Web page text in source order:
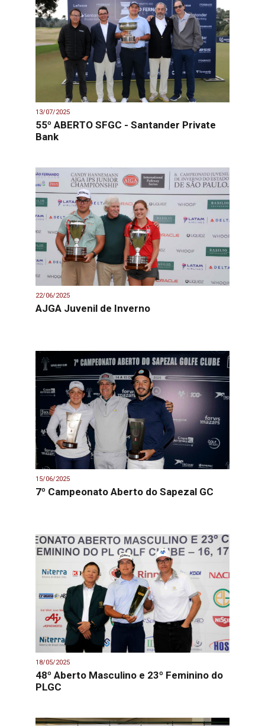
13/07/2025
55º ABERTO SFGC - Santander Private
Bank
22/06/2025
AJGA Juvenil de Inverno
15/06/2025
7º Campeonato Aberto do Sapezal GC
18/05/2025
48º Aberto Masculino e 23º Feminino do
PLGC